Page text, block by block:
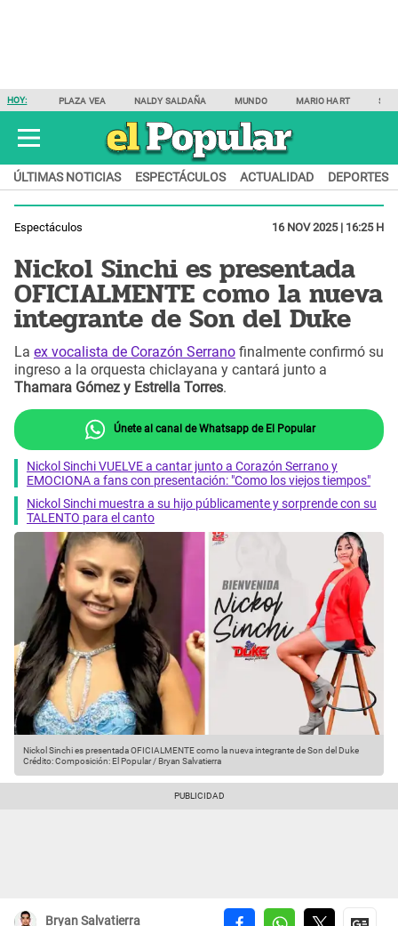
HOY: PLAZA VEA NALDY SALDAÑA MUNDO MARIO HART
ÚLTIMAS NOTICIAS ESPECTÁCULOS ACTUALIDAD DEPORTES
Espectáculos 16 NOV 2025 | 16:25 H
Nickol Sinchi es presentada
OFICIALMENTE como la nueva
integrante de Son del Duke
La ex vocalista de Corazón Serrano finalmente confirmó su
ingreso a la orquesta chiclayana y cantará junto a
Thamara Gómez y Estrella Torres.
Únete al canal de Whatsapp de El Popular
Nickol Sinchi VUELVE a cantar junto a Corazón Serrano y
EMOCIONA a fans con presentación: "Como los viejos tiempos"
Nickol Sinchi muestra a su hijo públicamente y sorprende con su
TALENTO para el canto
Nickol Sinchi es presentada OFICIALMENTE como la nueva integrante de Son del Duke
Crédito: Composición: El Popular / Bryan Salvatierra
Bryan Salvatierra